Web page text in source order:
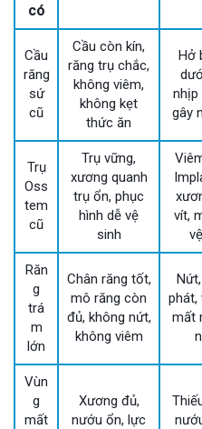
có
Cầu
răng
sứ
cũ
Cầu còn kín,
răng trụ chắc,
không viêm,
không kẹt
thức ăn
Hở
nhịp
gây
Trụ
Oss
tem
cũ
Trụ vững,
xương quanh
trụ ổn, phục
hình dễ vệ
sinh
vít,
Răn
g
trá
m
lớn
Chân răng tốt,
mô răng còn
đủ, không nứt,
không viêm
phát,
mất
Vùn
g
mất
Xương đủ,
nướu ổn, lực